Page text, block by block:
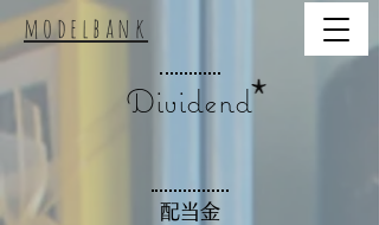
modelbank
Dividend
配当金